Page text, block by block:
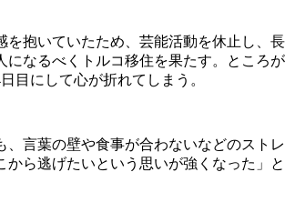
抱いていたため、芸能活動を休止し、長
になるべくトルコ移住を果たす。ところが
にして心が折れてしまう。
言葉の壁や食事が合わないなどのストレ
から逃げたいという思いが強くなった」と